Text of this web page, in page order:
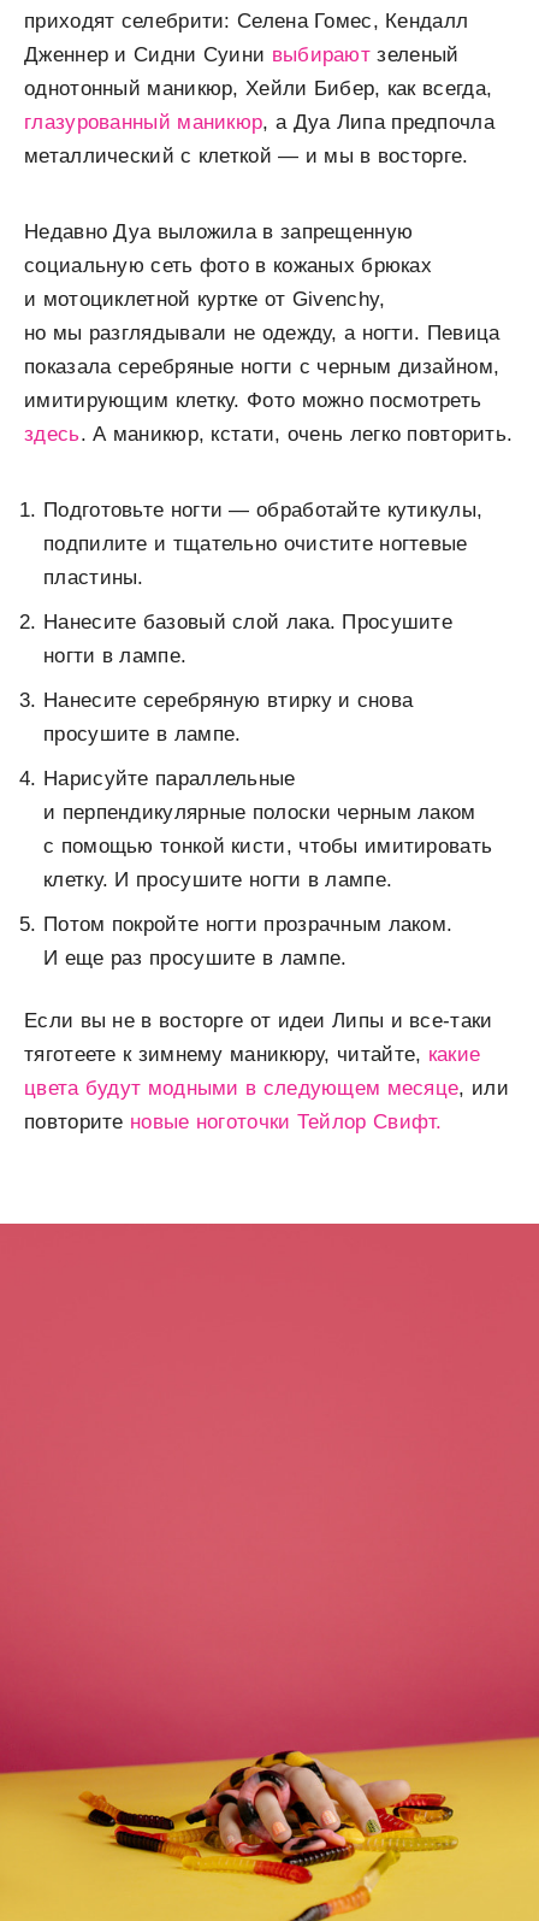
приходят селебрити: Селена Гомес, Кендалл
Дженнер и Сидни Суини выбирают зеленый
однотонный маникюр, Хейли Бибер, как всегда,
глазурованный маникюр, а Дуа Липа предпочла
металлический с клеткой — и мы в восторге.
Недавно Дуа выложила в запрещенную
социальную сеть фото в кожаных брюках
и мотоциклетной куртке от Givenchy,
но мы разглядывали не одежду, а ногти. Певица
показала серебряные ногти с черным дизайном,
имитирующим клетку. Фото можно посмотреть
здесь. А маникюр, кстати, очень легко повторить.
Подготовьте ногти — обработайте кутикулы,
подпилите и тщательно очистите ногтевые
пластины.
Нанесите базовый слой лака. Просушите
ногти в лампе.
Нанесите серебряную втирку и снова
просушите в лампе.
Нарисуйте параллельные
и перпендикулярные полоски черным лаком
с помощью тонкой кисти, чтобы имитировать
клетку. И просушите ногти в лампе.
Потом покройте ногти прозрачным лаком.
И еще раз просушите в лампе.
Если вы не в восторге от идеи Липы и все-таки
тяготеете к зимнему маникюру, читайте, какие
цвета будут модными в следующем месяце, или
повторите новые ноготочки Тейлор Свифт.